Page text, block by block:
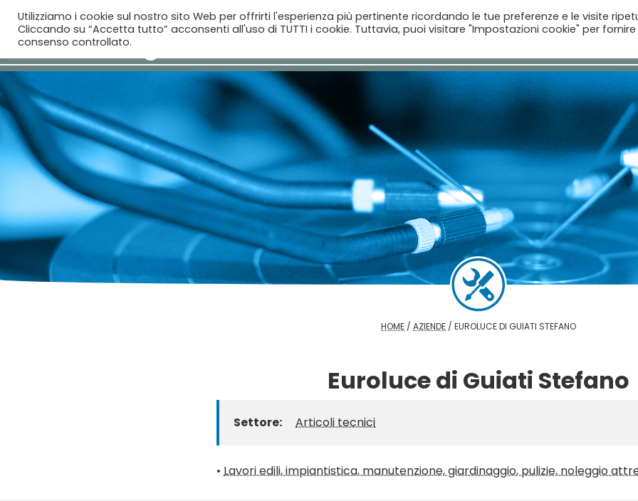
Home Aziende Il Catalogo Notizie
HOME / AZIENDE / EUROLUCE DI GUIATI STEFANO
Euroluce di Guiati Stefano
Settore: Articoli tecnici
• Lavori edili, impiantistica, manutenzione, giardinaggio, pulizie, noleggio
Utilizziamo i cookie sul nostro sito Web per offrirti l'esperienza più pertinente ricordando le tue preferenze e le visite
Cliccando su “Accetta tutto” acconsenti all'uso di TUTTI i cookie. Tuttavia, puoi visitare "Impostazioni cookie" per fornire
consenso controllato.